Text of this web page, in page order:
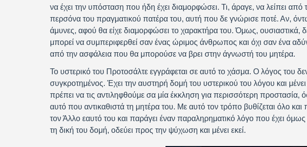
να έχει την υπόσταση που ήδη έχει διαμορφώσει. Τι, άραγε, να λείπει
περσόνα του πραγματικού πατέρα του, αυτή που δε γνώρισε ποτέ. Αν,
άμυνες, αφού θα είχε διαμορφώσει το χαρακτήρα του. Όμως, ουσιαστικά,
μπορεί να συμπεριφερθεί σαν ένας ώριμος άνθρωπος και όχι σαν ένα
από την ασφάλεια που θα μπορούσε να βρει στην άγνωστή του μητέρα.
Το υστερικό του Προτοσάλτε εγγράφεται σε αυτό το χάσμα. Ο λόγος του
συγκροτημένος. Έχει την αυστηρή δομή του υστερικού του λόγου και
πρέπει να τις αντιληφθούμε σα μία έκκληση για περισσότερη
αυτό που αντικαθιστά τη μητέρα του. Με αυτό τον τρόπο βυθίζεται όλο και
τον Άλλο εαυτό του και παράγει έναν παραληρηματικό λόγο που έχει
τη δική του δομή, οδεύει προς την ψύχωση και μένει εκεί.